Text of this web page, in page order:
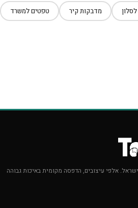
מדבקות קיר טפטים למשרד
אלפי עיצובים, הדפסה מקומית באיכות גבוהה